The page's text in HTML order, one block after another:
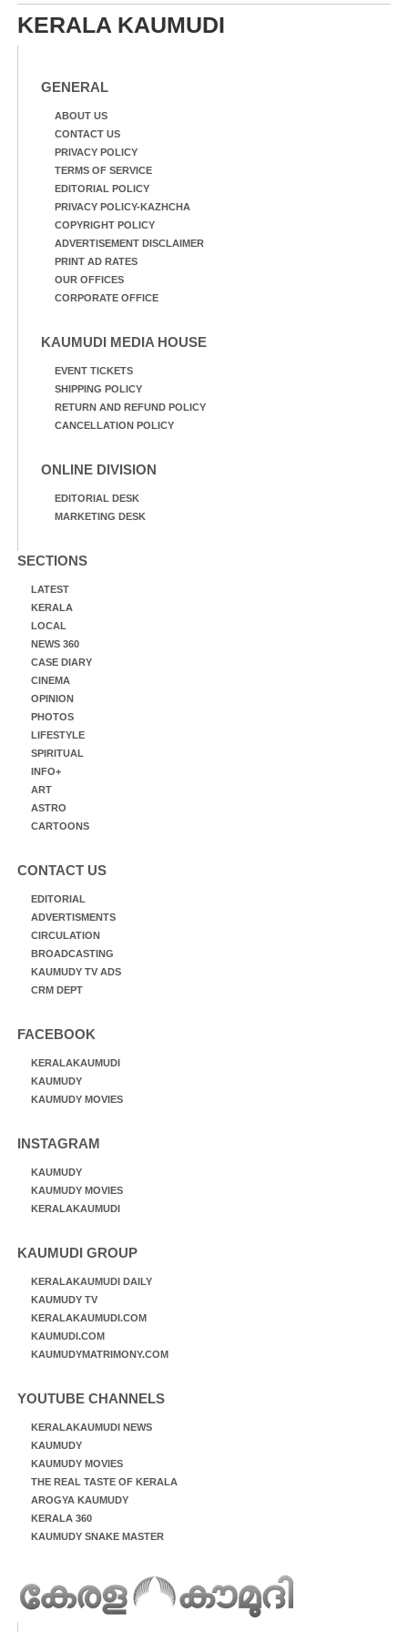
KERALA KAUMUDI
GENERAL
ABOUT US
CONTACT US
PRIVACY POLICY
TERMS OF SERVICE
EDITORIAL POLICY
PRIVACY POLICY-KAZHCHA
COPYRIGHT POLICY
ADVERTISEMENT DISCLAIMER
PRINT AD RATES
OUR OFFICES
CORPORATE OFFICE
KAUMUDI MEDIA HOUSE
EVENT TICKETS
SHIPPING POLICY
RETURN AND REFUND POLICY
CANCELLATION POLICY
ONLINE DIVISION
EDITORIAL DESK
MARKETING DESK
SECTIONS
LATEST
KERALA
LOCAL
NEWS 360
CASE DIARY
CINEMA
OPINION
PHOTOS
LIFESTYLE
SPIRITUAL
INFO+
ART
ASTRO
CARTOONS
CONTACT US
EDITORIAL
ADVERTISMENTS
CIRCULATION
BROADCASTING
KAUMUDY TV ADS
CRM DEPT
FACEBOOK
KERALAKAUMUDI
KAUMUDY
KAUMUDY MOVIES
INSTAGRAM
KAUMUDY
KAUMUDY MOVIES
KERALAKAUMUDI
KAUMUDI GROUP
KERALAKAUMUDI DAILY
KAUMUDY TV
KERALAKAUMUDI.COM
KAUMUDI.COM
KAUMUDYMATRIMONY.COM
YOUTUBE CHANNELS
KERALAKAUMUDI NEWS
KAUMUDY
KAUMUDY MOVIES
THE REAL TASTE OF KERALA
AROGYA KAUMUDY
KERALA 360
KAUMUDY SNAKE MASTER